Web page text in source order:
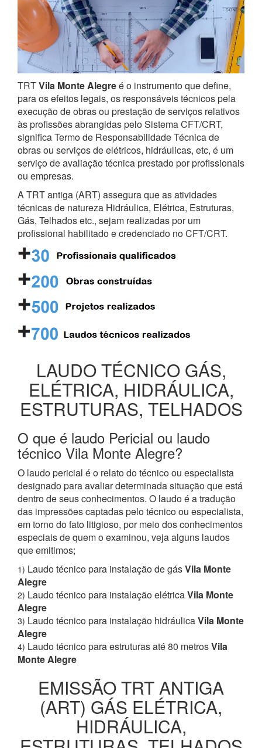
TRTVila Monte Alegreé o instrumento que define,
para os efeitos legais, os responsáveis técnicos pela
execução de obras ou prestação de serviços relativos
às profissões abrangidas pelo Sistema CFT/CRT,
significa Termo de Responsabilidade Técnica de
obras ou serviços de elétricos, hidráulicas, etc, é um
serviço de avaliação técnica prestado por profissionais
ou empresas.
A TRT antiga (ART) assegura que as atividades
técnicas de natureza Hidráulica, Elétrica, Estruturas,
Gás, Telhados etc., sejam realizadas por um
profissional habilitado e credenciado no CFT/CRT.
LAUDO TÉCNICO GÁS,
ELÉTRICA, HIDRÁULICA,
ESTRUTURAS, TELHADOS
O que é laudo Pericial ou laudo
técnico Vila Monte Alegre?
O laudo pericial é o relato do técnico ou especialista
designado para avaliar determinada situação que está
dentro de seus conhecimentos. O laudo é a tradução
das impressões captadas pelo técnico ou especialista,
em torno do fato litigioso, por meio dos conhecimentos
especiais de quem o examinou, veja alguns laudos
que emitimos;
1) Laudo técnico para instalação de gásVila Monte
Alegre
2) Laudo técnico para instalação elétricaVila Monte
Alegre
3) Laudo técnico para instalação hidráulicaVila Monte
Alegre
4) Laudo técnico para estruturas até 80 metrosVila
Monte Alegre
EMISSÃO TRT ANTIGA
(ART) GÁS ELÉTRICA,
HIDRÁULICA,